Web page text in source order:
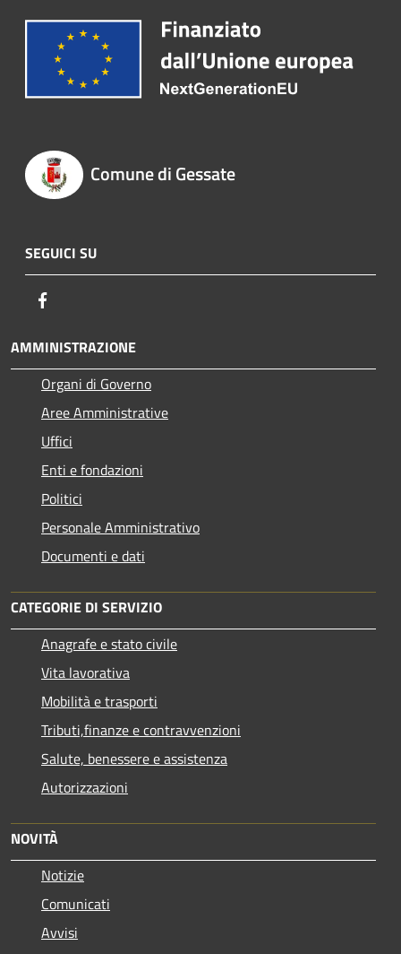
Comune di Gessate
SEGUICI SU
AMMINISTRAZIONE
Organi di Governo
Aree Amministrative
Uffici
Enti e fondazioni
Politici
Personale Amministrativo
Documenti e dati
CATEGORIE DI SERVIZIO
Anagrafe e stato civile
Vita lavorativa
Mobilità e trasporti
Tributi,finanze e contravvenzioni
Salute, benessere e assistenza
Autorizzazioni
NOVITÀ
Notizie
Comunicati
Avvisi